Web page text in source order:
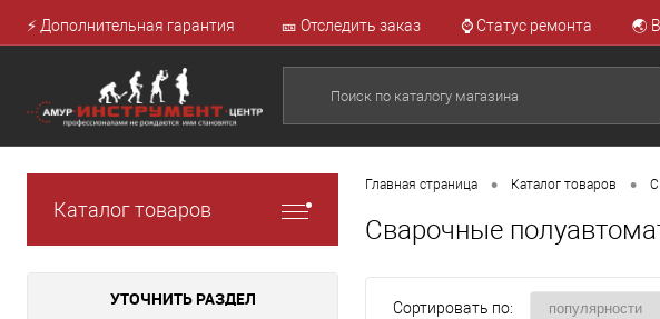
⚡ Дополнительная гарантия 🎫 Отследить заказ ⌚ Статус ремонта 🌏
Каталог товаров
УТОЧНИТЬ РАЗДЕЛ
Главная страница • Каталог товаров •
Сварочные
Сортировать по: